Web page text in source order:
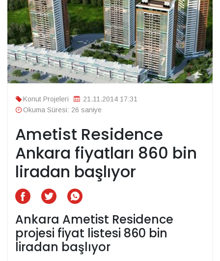
Konut Projeleri
21.11.2014 17:31
Okuma Süresi: 26 saniye
Ametist Residence
Ankara fiyatları 860 bin
liradan başlıyor
Ankara Ametist Residence
projesi fiyat listesi 860 bin
liradan başlıyor